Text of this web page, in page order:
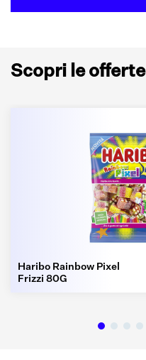
Scopri le
Haribo Rainbow Pixel
Frizzi 80G